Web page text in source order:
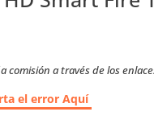
a través de los
el error Aquí